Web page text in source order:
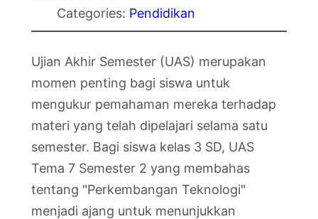
Categories: Pendidikan
Ujian Akhir Semester (UAS) merupakan
momen penting bagi siswa untuk
mengukur pemahaman mereka terhadap
materi yang telah dipelajari selama satu
semester. Bagi siswa kelas 3 SD, UAS
Tema 7 Semester 2 yang membahas
tentang "Perkembangan Teknologi"
menjadi ajang untuk menunjukkan